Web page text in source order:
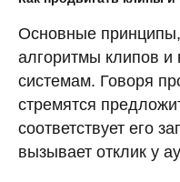
Основные
алгоритмы клипов и
системам. Говоря
стремятся
соответствует его
вызывает отклик у